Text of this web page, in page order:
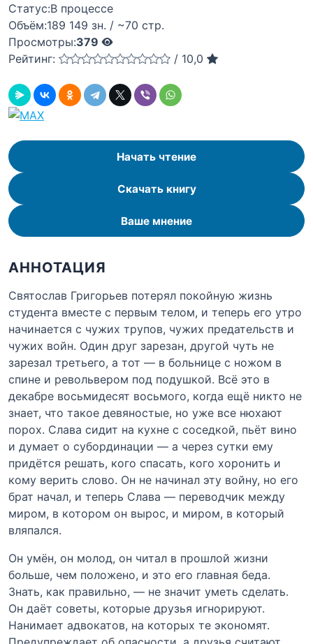
Статус:В процессе
Объём:189 149 зн. / ~70 стр.
Просмотры:379
Рейтинг:
/ 10,0
Начать чтение
Скачать книгу
Ваше мнение
АННОТАЦИЯ
Святослав Григорьев потерял покойную жизнь
студента вместе с первым телом, и теперь его утро
начинается с чужих трупов, чужих предательств и
чужих войн. Один друг зарезан, другой чуть не
зарезал третьего, а тот — в больнице с ножом в
спине и револьвером под подушкой. Всё это в
декабре восьмидесят восьмого, когда ещё никто не
знает, что такое девяностые, но уже все нюхают
порох. Слава сидит на кухне с соседкой, пьёт вино
и думает о субординации — а через сутки ему
придётся решать, кого спасать, кого хоронить и
кому верить слово. Он не начинал эту войну, но его
брат начал, и теперь Слава — переводчик между
миром, в котором он вырос, и миром, в который
вляпался.
Он умён, он молод, он читал в прошлой жизни
больше, чем положено, и это его главная беда.
Знать, как правильно, — не значит уметь сделать.
Он даёт советы, которые друзья игнорируют.
Нанимает адвокатов, на которых те экономят.